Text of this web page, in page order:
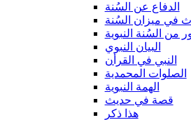
الدفاع عن السُنة
في ميزان السُنة
من السُنة النبوية
البيان النبوي
النبي في القرأن
الصلوات المحمدية
الهمة النبوية
قصة في حديث
هذا ذكر